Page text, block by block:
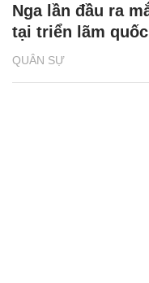
QUÂN SỰ
Nga lần đầu ra
tại triển lãm